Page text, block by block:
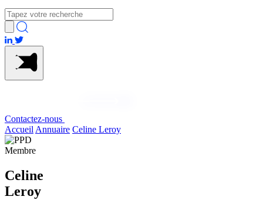
Contactez-nous
Accueil Annuaire Celine Leroy
Membre
Celine
Leroy